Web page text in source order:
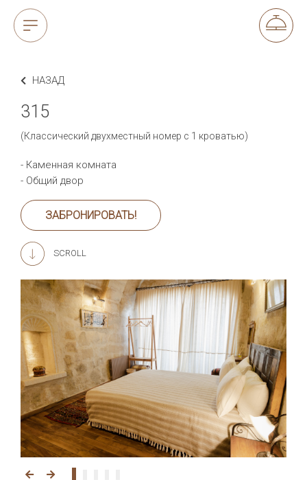
НАЗАД
315
(Классический двухместный номер с 1 кроватью)
- Каменная комната
- Общий двор
ЗАБРОНИРОВАТЬ!
SCROLL